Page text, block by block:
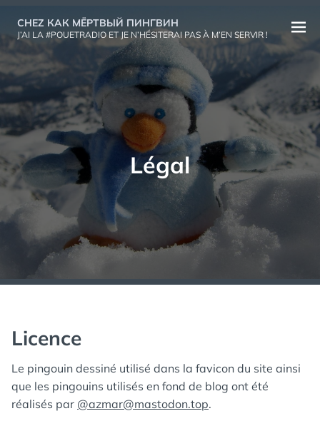
contenu
CHEZ КАК МЁРТВЫЙ ПИНГВИН
J’AI LA #POUETRADIO ET JE N’HÉSITERAI PAS À M’EN SERVIR !
le
Légal
Licence
Le pingouin dessiné utilisé dans la favicon du site ainsi
que les pingouins utilisés en fond de blog ont été
réalisés par @azmar@mastodon.top.